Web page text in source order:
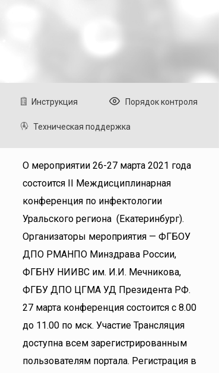
Инструкция Порядок контроля
Техническая поддержка
О мероприятии 26-27 марта 2021 года
состоится II Междисциплинарная
конференция по инфектологии
Уральского региона (Екатеринбург).
Организаторы мероприятия — ФГБОУ
ДПО РМАНПО Минздрава России,
ФГБНУ НИИВС им. И.И. Мечникова,
ФГБУ ДПО ЦГМА УД Президента РФ.
27 марта конференция состоится с 8.00
до 11.00 по мск. Участие Трансляция
доступна всем зарегистрированным
пользователям портала. Регистрация в